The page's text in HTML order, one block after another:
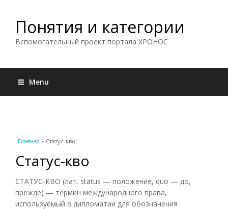
Понятия и категории
Вспомогательный проект портала ХРОНОС
Menu
Вы здесь
Главная » Статус-кво
Статус-кво
СТАТУС-КВО (лат. status — положение, quo — до,
прежде) — термин международного права,
используемый в дипломатии для обозначения